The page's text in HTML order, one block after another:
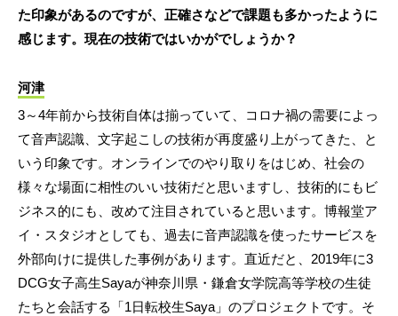
た印象があるのですが、正確さなどで課題も多かったように
感じます。現在の技術ではいかがでしょうか？
河津
3～4年前から技術自体は揃っていて、コロナ禍の需要によっ
て音声認識、文字起こしの技術が再度盛り上がってきた、と
いう印象です。オンラインでのやり取りをはじめ、社会の
様々な場面に相性のいい技術だと思いますし、技術的にもビ
ジネス的にも、改めて注目されていると思います。博報堂ア
イ・スタジオとしても、過去に音声認識を使ったサービスを
外部向けに提供した事例があります。直近だと、2019年に3
DCG女子高生Sayaが神奈川県・鎌倉女学院高等学校の生徒
たちと会話する「1日転校生Saya」のプロジェクトです。そ